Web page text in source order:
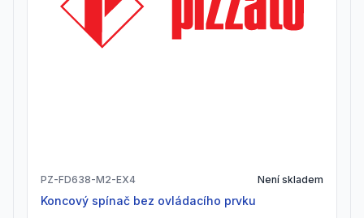
PZ-FD638-M2-EX4 Není skladem
Koncový spínač bez ovládacího prvku